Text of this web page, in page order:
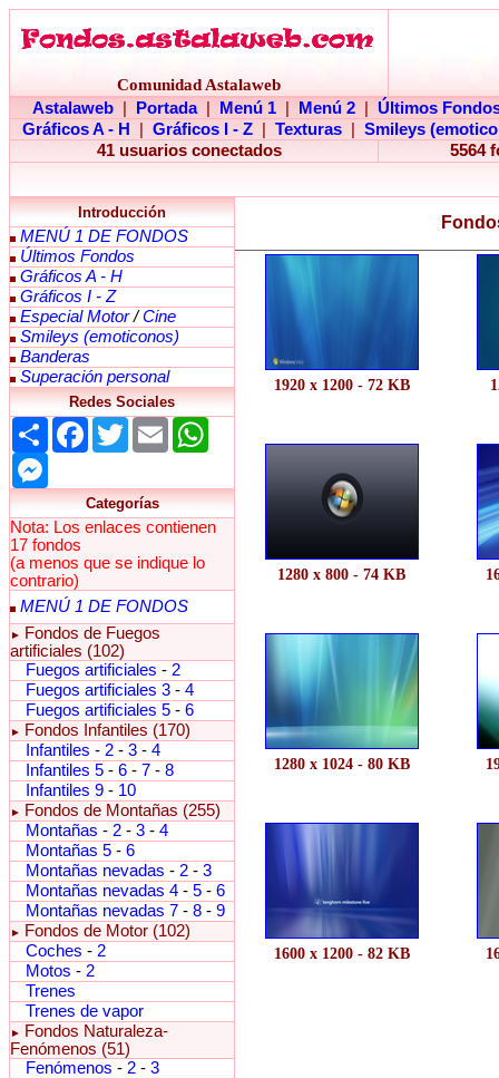
Comunidad Astalaweb
Astalaweb
Portada Menú 1 Menú 2
Últimos
Gráficos A - H
Gráficos I - Z Texturas
Smileys
41 usuarios conectados
5564
Introducción
MENÚ 1 DE FONDOS
Últimos Fondos
Gráficos A - H
Gráficos I - Z
Especial Motor/Cine
Smileys (emoticonos)
Banderas
Superación personal
Redes Sociales
Share Facebook
TwitterEmail
Categorías
Nota: Los enlaces contienen
17 fondos
(a menos que se indique lo
contrario)
MENÚ 1 DE FONDOS
►
Fondos de Fuegos
artificiales (102)
Fuegos artificiales - 2
Fuegos artificiales 3 - 4
Fuegos artificiales 5 - 6
►
Fondos Infantiles (170)
Infantiles - 2 - 3 - 4
Infantiles 5 - 6 - 7 - 8
Infantiles 9 - 10
►
Fondos de Montañas (255)
Montañas - 2 - 3 - 4
Montañas 5 - 6
Montañas nevadas - 2 - 3
Montañas nevadas 4 - 5 - 6
Montañas nevadas 7 - 8 - 9
►
Fondos de Motor (102)
Coches - 2
Motos - 2
Trenes
Trenes de vapor
►
Fondos Naturaleza-
Fenómenos (51)
Fenómenos - 2 - 3
1920 x 1200 - 72 KB
1280 x 800 - 74 KB
1280 x 1024 - 80 KB
1600 x 1200 - 82 KB